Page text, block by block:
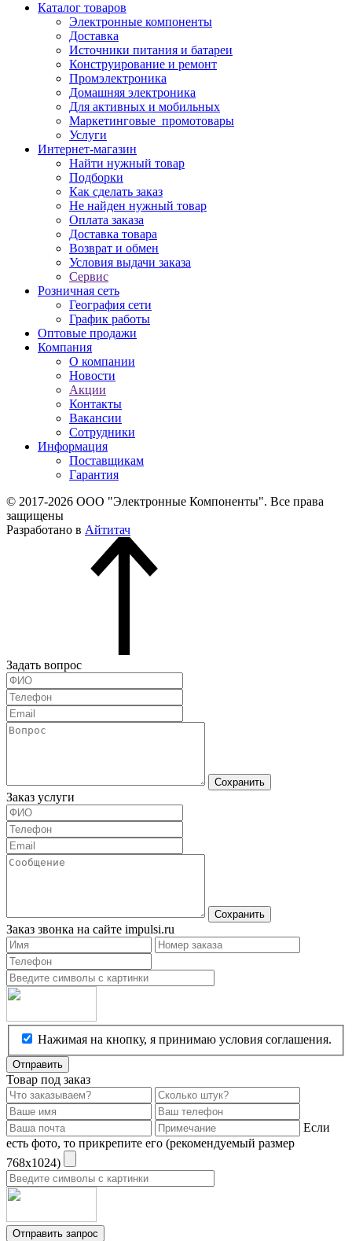
Каталог товаров
Электронные компоненты
Доставка
Источники питания и батареи
Конструирование и ремонт
Промэлектроника
Домашняя электроника
Для активных и мобильных
Маркетинговые_промотовары
Услуги
Интернет-магазин
Найти нужный товар
Подборки
Как сделать заказ
Не найден нужный товар
Оплата заказа
Доставка товара
Возврат и обмен
Условия выдачи заказа
Сервис
Розничная сеть
География сети
График работы
Оптовые продажи
Компания
О компании
Новости
Акции
Контакты
Вакансии
Сотрудники
Информация
Поставщикам
Гарантия
© 2017-2026 ООО "Электронные Компоненты". Все права
защищены
Разработано в Айтитач
Задать вопрос
Сохранить
Заказ услуги
Сохранить
Заказ звонка на сайте impulsi.ru
Нажимая на кнопку, я принимаю условия соглашения.
Отправить
Товар под заказ
Если
есть фото, то прикрепите его (рекомендуемый размер
768х1024)
Отправить запрос